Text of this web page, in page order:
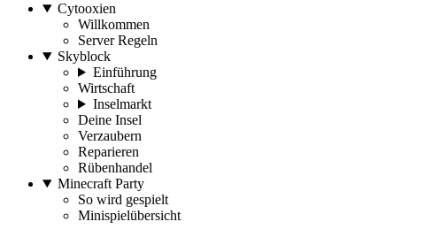
Cytooxien
Willkommen
Server Regeln
Skyblock
Einführung
Wirtschaft
Inselmarkt
Deine Insel
Verzaubern
Reparieren
Rübenhandel
Minecraft Party
So wird gespielt
Minispielübersicht